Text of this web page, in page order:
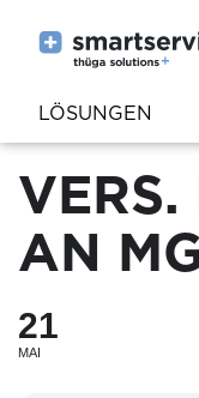
LÖSUNGEN
VERS.
AN
21
MAI